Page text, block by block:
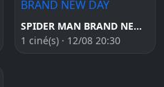
SPIDER MAN BRAND NEW DAY
1 ciné(s) · 12/08 20:30